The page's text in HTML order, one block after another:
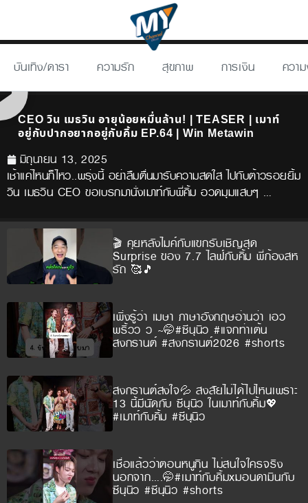
บันเทิง/ดารา ความรัก สุขภาพ การเงิน ควา
CEO วิน เมธวิน อายุน้อยหมื่นล้าน! | TEASER | เมาท์
อยู่กับปากอยากอยู่กับคิ้ม EP.64 | Win Metawin
มิถุนายน 13, 2025
เช้าแค่ไหนก็ไหว..พรุ่งนี้ อย่าลืมตื่นมารับความสดใส ไปกับต้าวรอยยิ้ม
วิน เมธวิน CEO ขอเบรกมานั่งเมาท์กับพี่คิ้ม อวดมุมแสบๆ …
🎬 คุยหลังไมค์กับแขกรับเชิญสุด
Surprise ของ 7.7 ไลฟ์กับคิ้ม พี่ก้องสห
รัถ 🥰🎵
เพิ่งรู้ว่า เมษา ภาษาอังกฤษอ่านว่า เอว
พริ้วว ว ~🤭#ซีนุนิว #แจกท่าเต้น
สงกรานต์ #สงกรานต์2026 #shorts
สงกรานต์สงใจ💦 สงสัยไม่ได้ไปไหนเพราะ
13 นี้มีนัดกับ ซีนุนิว ในเมาท์กับคิ้ม💖
#เมาท์กับคิ้ม #ซีนุนิว
เชื่อแล้วว่าตอนหนูกิน ไม่สนใจใครจริง
นอกจาก….🤭#เมาท์กับคิ้มxมอนดามินกับ
ซีนุนิว #ซีนุนิว #shorts